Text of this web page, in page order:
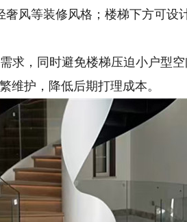
风等装修风格；楼梯下方可设
求，同时避免楼梯压迫小户型
护，降低后期打理成本。